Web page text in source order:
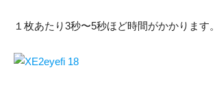
１枚あたり3秒〜5秒ほど時間がかかります。